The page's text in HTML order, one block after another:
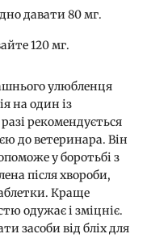
давати 80 мг.
120 мг.
улюбленця
на один із
рекомендується
до ветеринара. Він
у боротьбі з
після хвороби,
Краще
одужає і зміцніє.
засоби від бліх для